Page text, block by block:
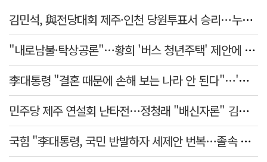
김민석, 與전당대회 제주·인천 당원투표서 승리…누적 득표는 '초박빙'
"내로남불·탁상공론"…황희 '버스 청년주택' 제안에 與 내부서도 쓴소리
李대통령 "결혼 때문에 손해 보는 나라 안 된다"…'결혼 페널티' 22개 손본다
민주당 제주 연설회 난타전…정청래 "배신자론" 김민석 "관리 무능"
국힘 "李대통령, 국민 반발하자 세제안 번복…졸속 국정 즉각 중단"